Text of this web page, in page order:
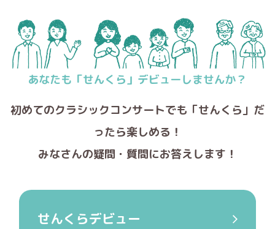
初めてのクラシックコンサートでも 「せんくら」だ
ったら楽しめる！
みなさんの疑問・質問にお答えします！
せんくらデビュー